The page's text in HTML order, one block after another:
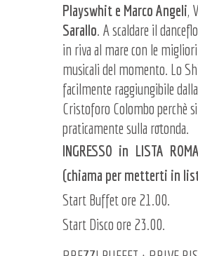
Playswhit e Marco Angeli ,
Sarallo . A scaldare il
in riva al mare con le
musicali del momento. Lo
facilmente raggiungibile
Cristoforo Colombo perchè
praticamente sulla rotonda.
INGRESSO in LISTA
(chiama per metterti in
Start Buffet ore 21.00.
Start Disco ore 23.00.